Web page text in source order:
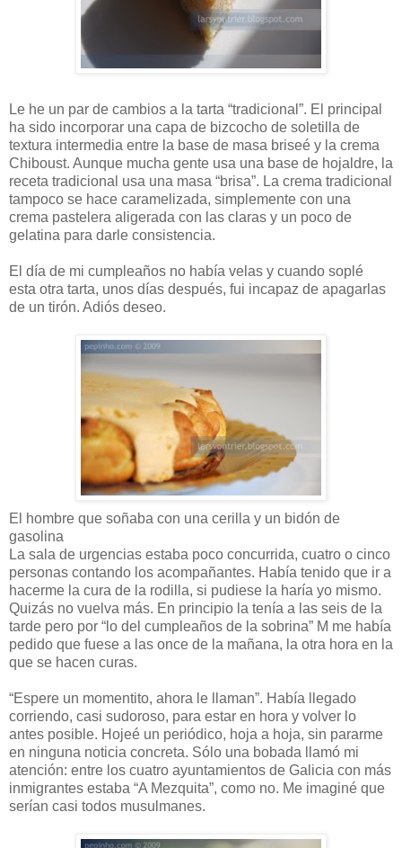
Le he un par de cambios a la tarta “tradicional”. El principal
ha sido incorporar una capa de bizcocho de soletilla de
textura intermedia entre la base de masa briseé y la crema
Chiboust. Aunque mucha gente usa una base de hojaldre, la
receta tradicional usa una masa “brisa”. La crema tradicional
tampoco se hace caramelizada, simplemente con una
crema pastelera aligerada con las claras y un poco de
gelatina para darle consistencia.
El día de mi cumpleaños no había velas y cuando soplé
esta otra tarta, unos días después, fui incapaz de apagarlas
de un tirón. Adiós deseo.
El hombre que soñaba con una cerilla y un bidón de
gasolina
La sala de urgencias estaba poco concurrida, cuatro o cinco
personas contando los acompañantes. Había tenido que ir a
hacerme la cura de la rodilla, si pudiese la haría yo mismo.
Quizás no vuelva más. En principio la tenía a las seis de la
tarde pero por “lo del cumpleaños de la sobrina” M me había
pedido que fuese a las once de la mañana, la otra hora en la
que se hacen curas.
“Espere un momentito, ahora le llaman”. Había llegado
corriendo, casi sudoroso, para estar en hora y volver lo
antes posible. Hojeé un periódico, hoja a hoja, sin pararme
en ninguna noticia concreta. Sólo una bobada llamó mi
atención: entre los cuatro ayuntamientos de Galicia con más
inmigrantes estaba “A Mezquita”, como no. Me imaginé que
serían casi todos musulmanes.